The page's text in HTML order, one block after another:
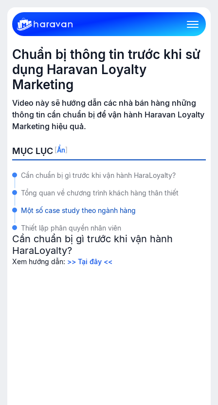
Chuẩn bị thông tin trước khi sử
dụng Haravan Loyalty
Marketing
Video này sẽ hướng dẫn các nhà bán hàng những
thông tin cần chuẩn bị để vận hành Haravan Loyalty
Marketing hiệu quả.
MỤC LỤC Ẩn
Cần chuẩn bị gì trước khi vận hành HaraLoyalty?
Tổng quan về chương trình khách hàng thân thiết
Một số case study theo ngành hàng
Thiết lập phân quyền nhân viên
Cần chuẩn bị gì trước khi vận hành
HaraLoyalty?
Xem hướng dẫn: >> Tại đây <<